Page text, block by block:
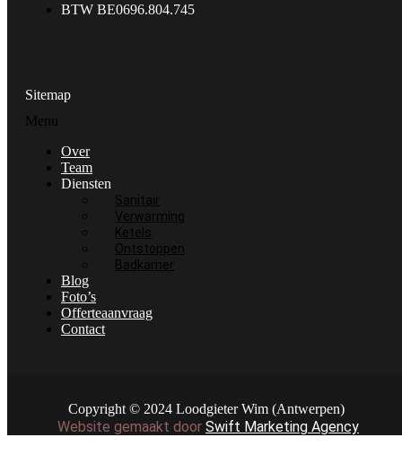
BTW BE0696.804.745
Sitemap
Menu
Over
Team
Diensten
Sanitair
Verwarming
Ketels
Ontstoppen
Badkamer
Blog
Foto’s
Offerteaanvraag
Contact
Copyright © 2024 Loodgieter Wim (Antwerpen)
Website gemaakt door Swift Marketing Agency